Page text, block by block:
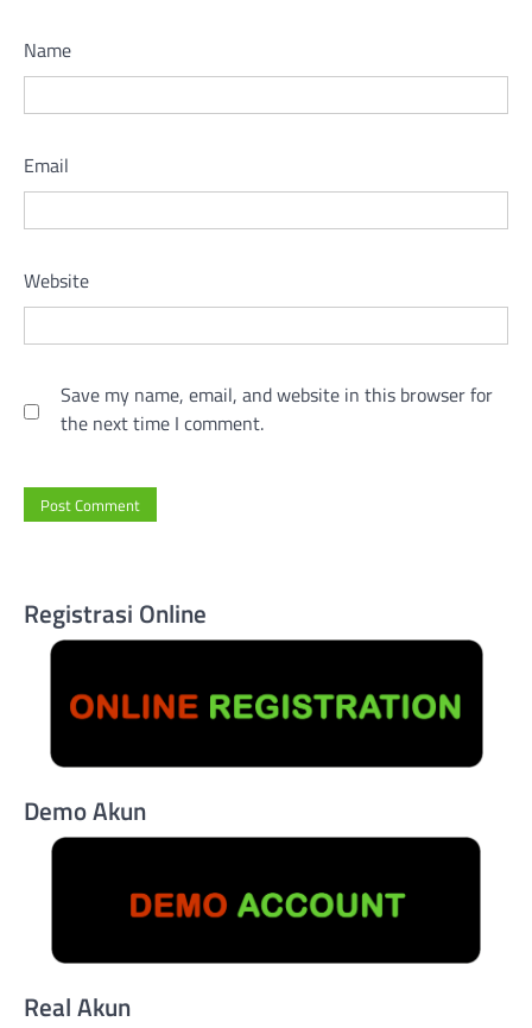
Name
Email
Website
Save my name, email, and website in this browser for
the next time I comment.
Registrasi Online
Demo Akun
Real Akun